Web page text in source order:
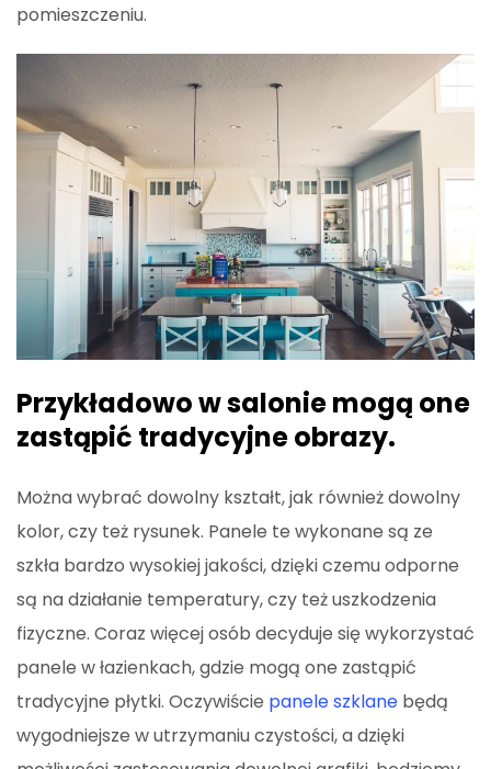
pomieszczeniu.
Przykładowo w salonie mogą one
zastąpić tradycyjne obrazy.
Można wybrać dowolny kształt, jak również dowolny
kolor, czy też rysunek. Panele te wykonane są ze
szkła bardzo wysokiej jakości, dzięki czemu odporne
są na działanie temperatury, czy też uszkodzenia
fizyczne. Coraz więcej osób decyduje się wykorzystać
panele w łazienkach, gdzie mogą one zastąpić
tradycyjne płytki. Oczywiście panele szklane będą
wygodniejsze w utrzymaniu czystości, a dzięki